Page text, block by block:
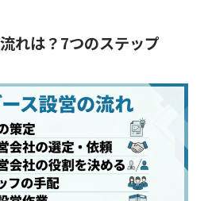
れは？7つのステップ